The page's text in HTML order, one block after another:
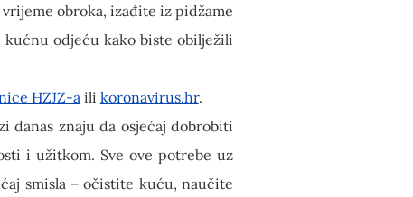
obroka, izađite iz pidžame
odjeću kako biste obilježili
HZJZ-a ili koronavirus.hr.
danas znaju da osjećaj dobrobiti
i užitkom. Sve ove potrebe uz
smisla – očistite kuću, naučite